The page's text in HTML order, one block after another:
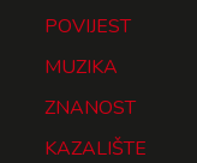
POVIJEST
MUZIKA
ZNANOST
KAZALIŠTE